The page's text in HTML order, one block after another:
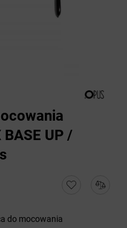
UP /
do mocowania